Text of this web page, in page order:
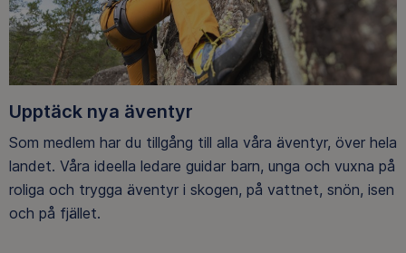
Upptäck nya äventyr
Som medlem har du tillgång till alla våra äventyr, över hela
landet. Våra ideella ledare guidar barn, unga och vuxna på
roliga och trygga äventyr i skogen, på vattnet, snön, isen
och på fjället.